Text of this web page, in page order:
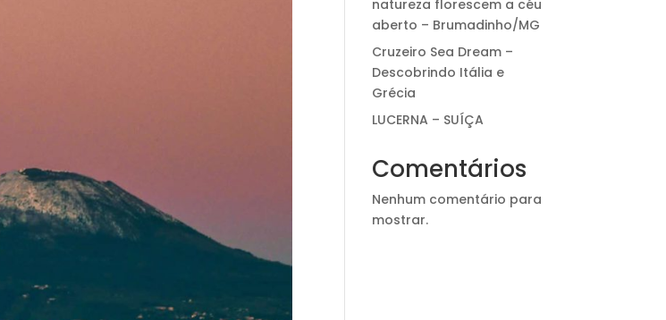
natureza florescem a céu
aberto – Brumadinho/MG
Cruzeiro Sea Dream –
Descobrindo Itália e
Grécia
LUCERNA – SUÍÇA
Comentários
Nenhum comentário para
mostrar.